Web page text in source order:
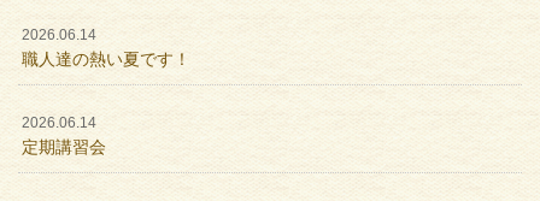
2026.06.14
職人達の熱い夏です！
2026.06.14
定期講習会